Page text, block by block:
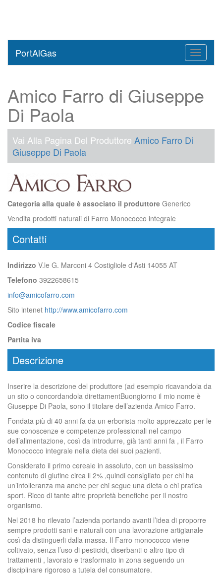
Toggle
PortAlGas
Amico Farro di Giuseppe
Di Paola
Vai Alla Pagina Del Produttore Amico Farro Di
Giuseppe Di Paola
Categoria alla quale è associato il produttore Generico
Vendita prodotti naturali di Farro Monococco integrale
Contatti
Indirizzo V.le G. Marconi 4 Costigliole d'Asti 14055 AT
Telefono 3922658615
info@amicofarro.com
Sito intenet http://www.amicofarro.com
Codice fiscale
Partita iva
Descrizione
Inserire la descrizione del produttore (ad esempio ricavandola da
un sito o concordandola direttamentBuongiorno il mio nome è
Giuseppe Di Paola, sono il titolare dell’azienda Amico Farro.
Fondata più di 40 anni fa da un erborista molto apprezzato per le
sue conoscenze e competenze professionali nel campo
dell’alimentazione, così da introdurre, già tanti anni fa , il Farro
Monococco integrale nella dieta dei suoi pazienti.
Considerato il primo cereale in assoluto, con un bassissimo
contenuto di glutine circa il 2% ,quindi consigliato per chi ha
un’intolleranza ma anche per chi segue una dieta o chi pratica
sport. Ricco di tante altre proprietà benefiche per il nostro
organismo.
Nel 2018 ho rilevato l’azienda portando avanti l’idea di proporre
sempre prodotti sani e naturali con una lavorazione artigianale
così da distinguerli dalla massa. Il Farro monococco viene
coltivato, senza l’uso di pesticidi, diserbanti o altro tipo di
trattamenti , lavorato e trasformato in zona seguendo un
disciplinare rigoroso a tutela del consumatore.